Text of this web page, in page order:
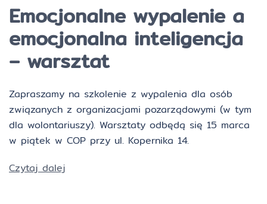
Emocjonalne wypalenie a
emocjonalna inteligencja
– warsztat
Zapraszamy na szkolenie z wypalenia dla osób
związanych z organizacjami pozarządowymi (w tym
dla wolontariuszy). Warsztaty odbędą się 15 marca
w piątek w COP przy ul. Kopernika 14.
Czytaj dalej